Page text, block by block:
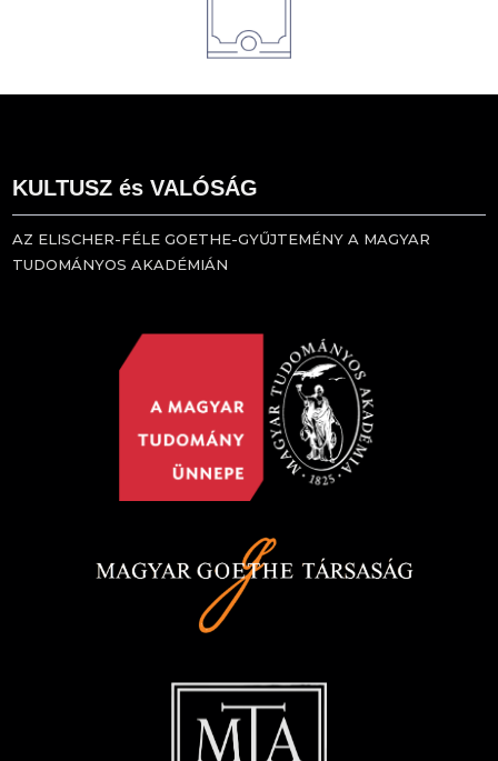
KULTUSZ és VALÓSÁG
AZ ELISCHER-FÉLE GOETHE-GYŰJTEMÉNY A MAGYAR
TUDOMÁNYOS AKADÉMIÁN